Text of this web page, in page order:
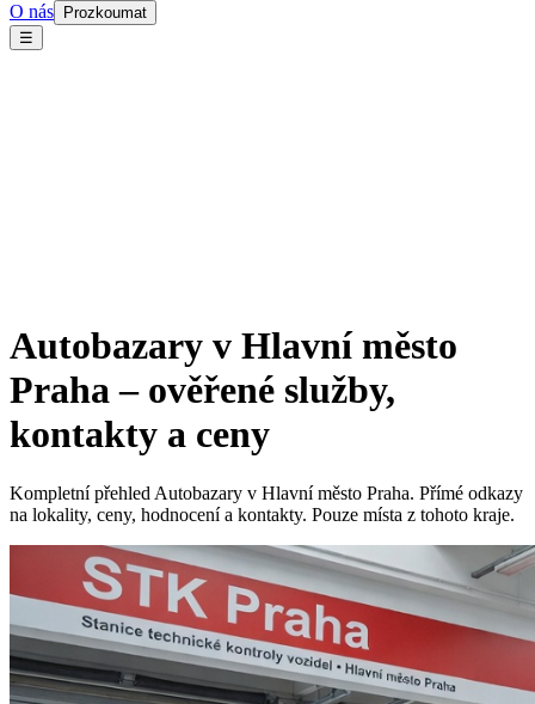
O nás
Prozkoumat
☰
Autobazary v Hlavní město
Praha – ověřené služby,
kontakty a ceny
Kompletní přehled Autobazary v Hlavní město Praha. Přímé odkazy
na lokality, ceny, hodnocení a kontakty. Pouze místa z tohoto kraje.